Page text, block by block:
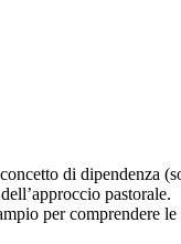
di
pastorale.
per comprendere